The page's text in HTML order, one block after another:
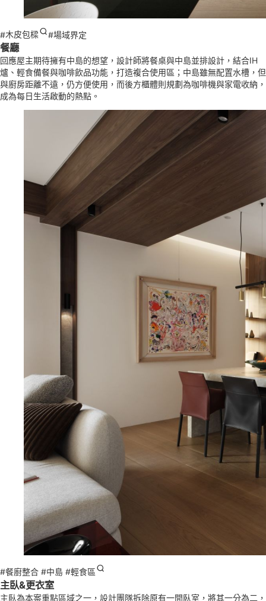
#木皮包樑 #場域界定
餐廳
回應屋主期待擁有中島的想望，設計師將餐桌與中島並排設計，結合IH
爐、輕食備餐與咖啡飲品功能，打造複合使用區；中島雖無配置水槽，但
與廚房距離不遠，仍方便使用，而後方櫃體則規劃為咖啡機與家電收納，
成為每日生活啟動的熱點。
#餐廚整合 #中島 #輕食區
主臥&更衣室
主臥為本案重點區域之一，設計團隊拆除原有一間臥室，將其一分為二，